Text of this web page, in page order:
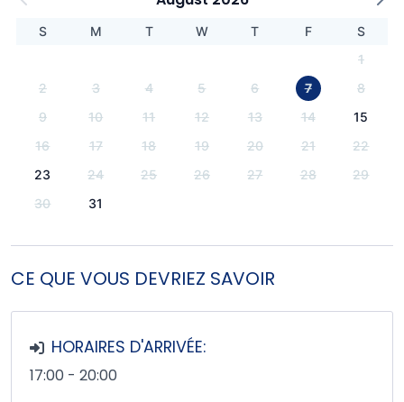
S M T W T F
S
1
2
3 4 5 6 7
8
9
10 11 12 13 14
15
16
17 18 19 20 21
22
23
24 25 26 27 28
29
30
31
CE QUE VOUS DEVRIEZ SAVOIR
HORAIRES D'ARRIVÉE:
17:00 - 20:00